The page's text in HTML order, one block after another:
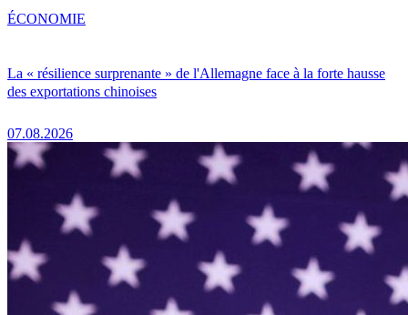
La « résilience surprenante » de l'Allemagne face à la forte hausse
des exportations chinoises
07.08.2026
ÉCONOMIE